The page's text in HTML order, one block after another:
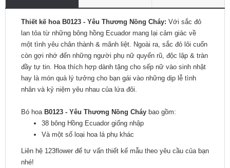
Thiết kế hoa B0123 - Yêu Thương Nồng Cháy: Với sắc đỏ
lan tỏa từ những bông hồng Ecuador mang lại cảm giác về
một tình yêu chân thành & mãnh liệt. Ngoài ra, sắc đỏ lôi cuốn
còn gợi nhớ đến những người phụ nữ quyến rũ, độc lập & tràn
đầy tự tin. Hoa thích hợp dành tặng cho sếp nữ vào sinh nhật
hay là món quà lý tưởng cho bạn gái vào những dịp lễ tình
nhân và kỷ niệm yêu nhau của lứa đôi.
Bó hoa B0123 - Yêu Thương Nồng Cháy bao gồm:
38 bông Hồng Ecuador giống nhập
Và một số loại hoa lá phụ khác
Liên hệ 123flower để tư vấn thiết kế mẫu theo yêu cầu của bạn
nhé!